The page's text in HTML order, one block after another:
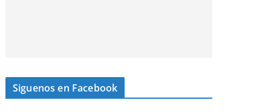
Siguenos en Facebook